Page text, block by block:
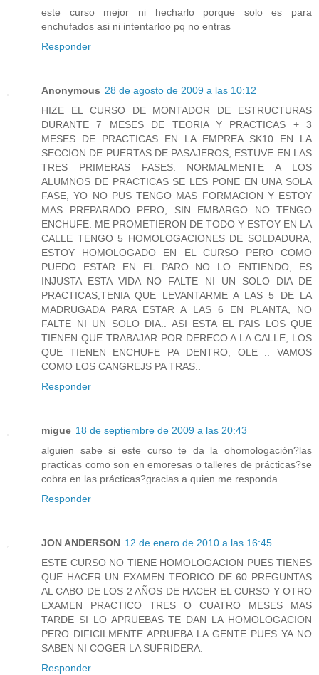
este curso mejor ni hecharlo porque solo es para
enchufados asi ni intentarloo pq no entras
Responder
Anonymous 28 de agosto de 2009 a las 10:12
HIZE EL CURSO DE MONTADOR DE ESTRUCTURAS
DURANTE 7 MESES DE TEORIA Y PRACTICAS + 3
MESES DE PRACTICAS EN LA EMPREA SK10 EN LA
SECCION DE PUERTAS DE PASAJEROS, ESTUVE EN LAS
TRES PRIMERAS FASES. NORMALMENTE A LOS
ALUMNOS DE PRACTICAS SE LES PONE EN UNA SOLA
FASE, YO NO PUS TENGO MAS FORMACION Y ESTOY
MAS PREPARADO PERO, SIN EMBARGO NO TENGO
ENCHUFE. ME PROMETIERON DE TODO Y ESTOY EN LA
CALLE TENGO 5 HOMOLOGACIONES DE SOLDADURA,
ESTOY HOMOLOGADO EN EL CURSO PERO COMO
PUEDO ESTAR EN EL PARO NO LO ENTIENDO, ES
INJUSTA ESTA VIDA NO FALTE NI UN SOLO DIA DE
PRACTICAS,TENIA QUE LEVANTARME A LAS 5 DE LA
MADRUGADA PARA ESTAR A LAS 6 EN PLANTA, NO
FALTE NI UN SOLO DIA.. ASI ESTA EL PAIS LOS QUE
TIENEN QUE TRABAJAR POR DERECO A LA CALLE, LOS
QUE TIENEN ENCHUFE PA DENTRO, OLE .. VAMOS
COMO LOS CANGREJS PA TRAS..
Responder
migue 18 de septiembre de 2009 a las 20:43
alguien sabe si este curso te da la ohomologación?las
practicas como son en emoresas o talleres de prácticas?se
cobra en las prácticas?gracias a quien me responda
Responder
JON ANDERSON 12 de enero de 2010 a las 16:45
ESTE CURSO NO TIENE HOMOLOGACION PUES TIENES
QUE HACER UN EXAMEN TEORICO DE 60 PREGUNTAS
AL CABO DE LOS 2 AÑOS DE HACER EL CURSO Y OTRO
EXAMEN PRACTICO TRES O CUATRO MESES MAS
TARDE SI LO APRUEBAS TE DAN LA HOMOLOGACION
PERO DIFICILMENTE APRUEBA LA GENTE PUES YA NO
SABEN NI COGER LA SUFRIDERA.
Responder